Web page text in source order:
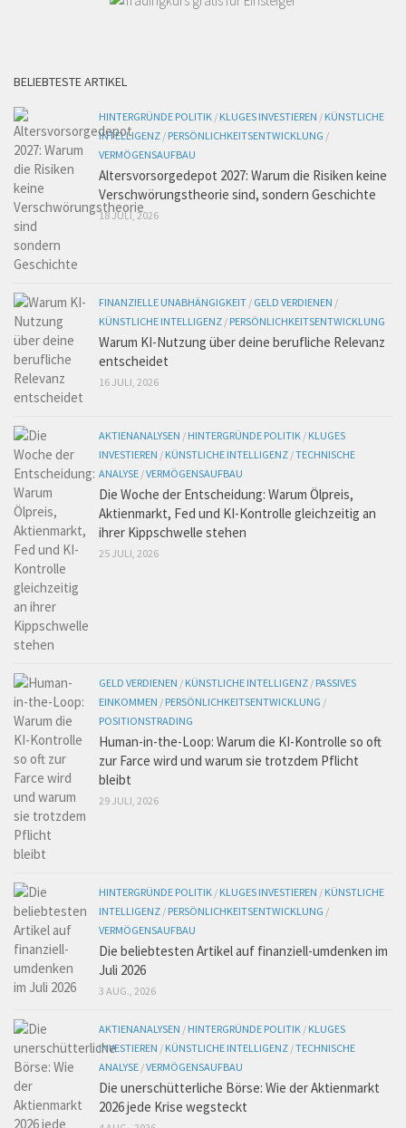
BELIEBTESTE ARTIKEL
HINTERGRÜNDE POLITIK / KLUGES INVESTIEREN / KÜNSTLICHE
INTELLIGENZ / PERSÖNLICHKEITSENTWICKLUNG /
VERMÖGENSAUFBAU
Altersvorsorgedepot 2027: Warum die Risiken keine
Verschwörungstheorie sind, sondern Geschichte
18 JULI, 2026
FINANZIELLE UNABHÄNGIGKEIT / GELD VERDIENEN /
KÜNSTLICHE INTELLIGENZ / PERSÖNLICHKEITSENTWICKLUNG
Warum KI-Nutzung über deine berufliche Relevanz
entscheidet
16 JULI, 2026
AKTIENANALYSEN / HINTERGRÜNDE POLITIK / KLUGES
INVESTIEREN / KÜNSTLICHE INTELLIGENZ /TECHNISCHE
ANALYSE /VERMÖGENSAUFBAU
Die Woche der Entscheidung: Warum Ölpreis,
Aktienmarkt, Fed und KI-Kontrolle gleichzeitig an
ihrer Kippschwelle stehen
25 JULI, 2026
GELD VERDIENEN / KÜNSTLICHE INTELLIGENZ / PASSIVES
EINKOMMEN / PERSÖNLICHKEITSENTWICKLUNG /
POSITIONSTRADING
Human-in-the-Loop: Warum die KI-Kontrolle so oft
zur Farce wird und warum sie trotzdem Pflicht
bleibt
29 JULI, 2026
HINTERGRÜNDE POLITIK / KLUGES INVESTIEREN / KÜNSTLICHE
INTELLIGENZ / PERSÖNLICHKEITSENTWICKLUNG /
VERMÖGENSAUFBAU
Die beliebtesten Artikel auf finanziell-umdenken im
Juli 2026
3 AUG., 2026
AKTIENANALYSEN / HINTERGRÜNDE POLITIK / KLUGES
INVESTIEREN / KÜNSTLICHE INTELLIGENZ /TECHNISCHE
ANALYSE /VERMÖGENSAUFBAU
Die unerschütterliche Börse: Wie der Aktienmarkt
2026 jede Krise wegsteckt